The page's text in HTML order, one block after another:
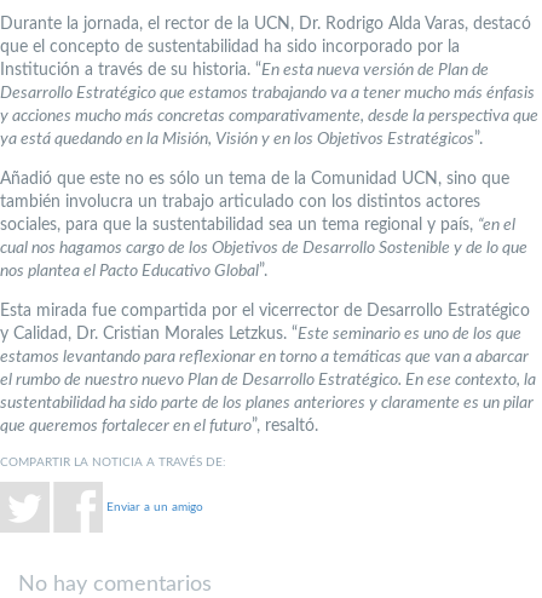
Durante la jornada, el rector de la UCN, Dr. Rodrigo Alda Varas, destacó
que el concepto de sustentabilidad ha sido incorporado por la
Institución a través de su historia. “En esta nueva versión de Plan de
Desarrollo Estratégico que estamos trabajando va a tener mucho más énfasis
y acciones mucho más concretas comparativamente, desde la perspectiva que
ya está quedando en la Misión, Visión y en los Objetivos Estratégicos”.
Añadió que este no es sólo un tema de la Comunidad UCN, sino que
también involucra un trabajo articulado con los distintos actores
sociales, para que la sustentabilidad sea un tema regional y país, “en el
cual nos hagamos cargo de los Objetivos de Desarrollo Sostenible y de lo que
nos plantea el Pacto Educativo Global”.
Esta mirada fue compartida por el vicerrector de Desarrollo Estratégico
y Calidad, Dr. Cristian Morales Letzkus. “Este seminario es uno de los que
estamos levantando para reflexionar en torno a temáticas que van a abarcar
el rumbo de nuestro nuevo Plan de Desarrollo Estratégico. En ese contexto, la
sustentabilidad ha sido parte de los planes anteriores y claramente es un pilar
que queremos fortalecer en el futuro”, resaltó.
COMPARTIR LA NOTICIA A TRAVÉS DE:
Enviar a un amigo
No hay comentarios